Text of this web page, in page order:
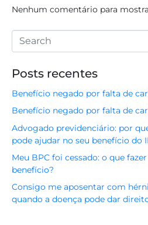
Nenhum comentário para
Posts recentes
Benefício negado por falta de
Benefício negado por falta de
Advogado previdenciário: por
pode ajudar no seu benefício do
Meu BPC foi cessado: o que
benefício?
Consigo me aposentar com
quando a doença pode dar